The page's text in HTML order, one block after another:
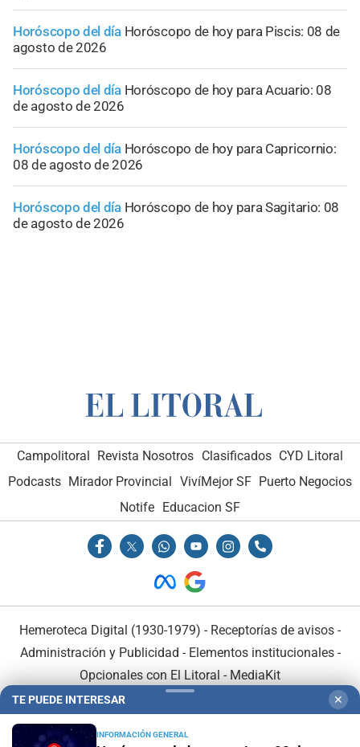
Horóscopo del día Horóscopo de hoy para Piscis: 08 de
agosto de 2026
Horóscopo del día Horóscopo de hoy para Acuario: 08
de agosto de 2026
Horóscopo del día Horóscopo de hoy para Capricornio:
08 de agosto de 2026
Horóscopo del día Horóscopo de hoy para Sagitario: 08
de agosto de 2026
Campolitoral Revista Nosotros Clasificados CYD Litoral
Podcasts Mirador Provincial VivíMejor SF Puerto Negocios
Notife Educacion SF
Hemeroteca Digital (1930-1979) - Receptorías de avisos -
Administración y Publicidad - Elementos institucionales-
Opcionales con El Litoral - MediaKit
TE PUEDE INTERESAR ✕
INFORMACIÓN GENERAL